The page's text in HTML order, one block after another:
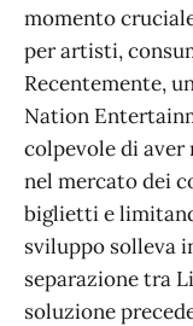
momento
per artisti,
Recentemente,
Nation
colpevole di
nel mercato dei
biglietti e
sviluppo solleva
separazione tra
soluzione